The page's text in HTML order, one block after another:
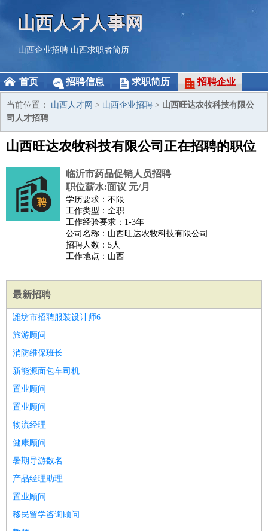
山西人才人事网
山西企业招聘 山西求职者简历
首页 招聘信息 求职简历 招聘企业
当前位置： 山西人才网 > 山西企业招聘 > 山西旺达农牧科技有限公
司人才招聘
山西旺达农牧科技有限公司正在招聘的职位
临沂市药品促销人员招聘
职位薪水:面议 元/月
学历要求：不限
工作类型：全职
工作经验要求：1-3年
公司名称：山西旺达农牧科技有限公司
招聘人数：5人
工作地点：山西
最新招聘
潍坊市招聘服装设计师6
旅游顾问
消防维保班长
新能源面包车司机
置业顾问
置业顾问
物流经理
健康顾问
暑期导游数名
产品经理助理
置业顾问
移民留学咨询顾问